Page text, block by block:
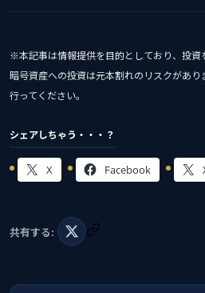
※本記事は情報提供を目的としており、投資
暗号資産への投資は元本割れのリスクがあ
行ってください。
シェアしちゃう・・・？
X Facebook
共有する: